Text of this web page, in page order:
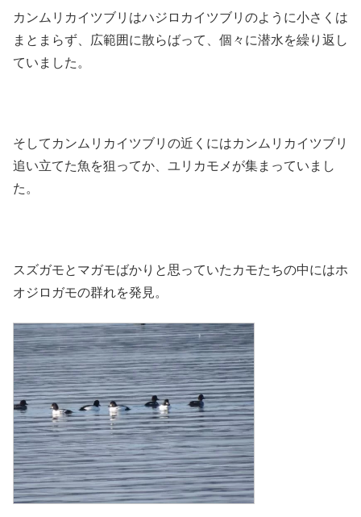
カンムリカイツブリはハジロカイツブリのように小さくは
まとまらず、広範囲に散らばって、個々に潜水を繰り返し
ていました。
そしてカンムリカイツブリの近くにはカンムリカイツブリ
追い立てた魚を狙ってか、ユリカモメが集まっていまし
た。
スズガモとマガモばかりと思っていたカモたちの中にはホ
オジロガモの群れを発見。